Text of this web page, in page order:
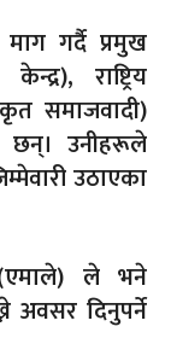
गर्दै प्रमुख
राष्ट्रिय
समाजवादी)
उनीहरूले
उठाएका
ले भने
अवसर दिनुपर्ने